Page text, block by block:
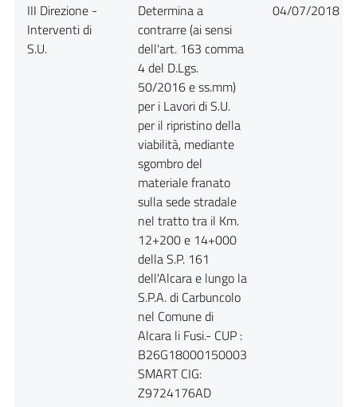
III Direzione -
Interventi di
S.U.
Determina a
contrarre (ai sensi
dell'art. 163 comma
4 del D.Lgs.
50/2016 e ss.mm)
per i Lavori di S.U.
per il ripristino della
viabilità, mediante
sgombro del
materiale franato
sulla sede stradale
nel tratto tra il Km.
12+200 e 14+000
della S.P. 161
dell'Alcara e lungo la
S.P.A. di Carbuncolo
nel Comune di
Alcara li Fusi.- CUP :
B26G18000150003
SMART CIG:
Z9724176AD
04/07/2018